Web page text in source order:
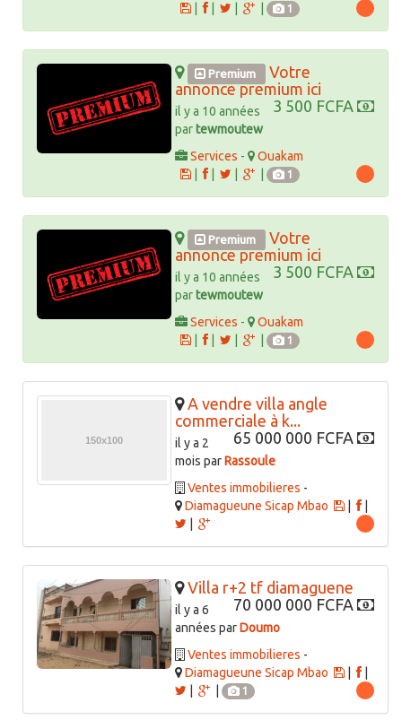
|
1
Premium
Votre
annonce premium ici
3 500 FCFA
il y a 10 années
partewmoutew
Services -
Ouakam
|
1
Premium
Votre
annonce premium ici
3 500 FCFA
il y a 10 années
partewmoutew
Services -
Ouakam
|
1
A vendre villa angle
commerciale à k...
65 000 000 FCFA
il y a 2
mois parRassoule
Ventes immobilieres -
Diamagueune Sicap Mbao
|
Villa r+2 tf diamaguene
70 000 000 FCFA
il y a 6
années parDoumo
Ventes immobilieres -
Diamagueune Sicap Mbao
|
1